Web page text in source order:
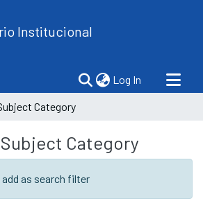
Institucional
Log In (current)
Category
Category
as search filter